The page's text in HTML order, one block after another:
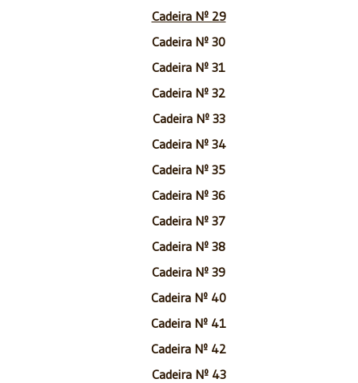
Cadeira Nº 29
Cadeira Nº 30
Cadeira Nº 31
Cadeira Nº 32
Cadeira Nº 33
Cadeira Nº 34
Cadeira Nº 35
Cadeira Nº 36
Cadeira Nº 37
Cadeira Nº 38
Cadeira Nº 39
Cadeira Nº 40
Cadeira Nº 41
Cadeira Nº 42
Cadeira Nº 43